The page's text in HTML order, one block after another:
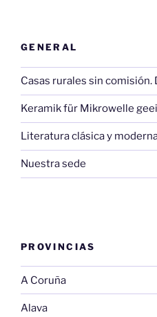
GENERAL
Casas rurales sin comisión.
Keramik für Mikrowelle
Literatura clásica y
Nuestra sede
PROVINCIAS
A Coruña
Alava